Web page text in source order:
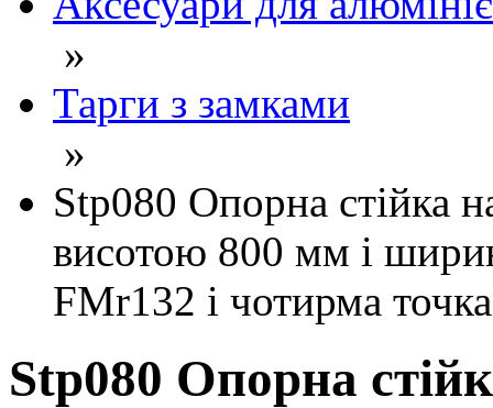
»
Тарги з замками
»
Stp080 Опорна стійка
висотою 800 мм і
FMr132 і чотирма
Stp080 Опорна